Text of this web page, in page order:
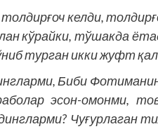
келди,
кўрайки, тўшакда
турган икки жуфт
Биби
эсон-омонми,
Чуғурлаган